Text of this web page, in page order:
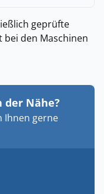
geprüfte
den Maschinen
der Nähe?
Ihnen gerne